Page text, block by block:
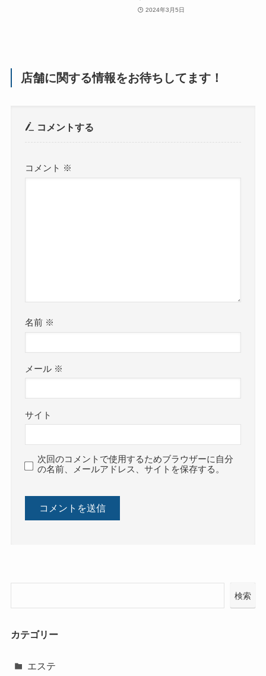
2024年3月5日
店舗に関する情報をお待ちしてます！
コメントする
コメント ※
名前 ※
メール ※
サイト
次回のコメントで使用するためブラウザーに自分
の名前、メールアドレス、サイトを保存する。
検索
カテゴリー
エステ